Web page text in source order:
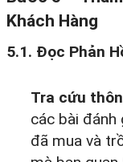
Khách Hàng
5.1. Đọc Phản
Tra cứu
các bài đánh
đã mua và